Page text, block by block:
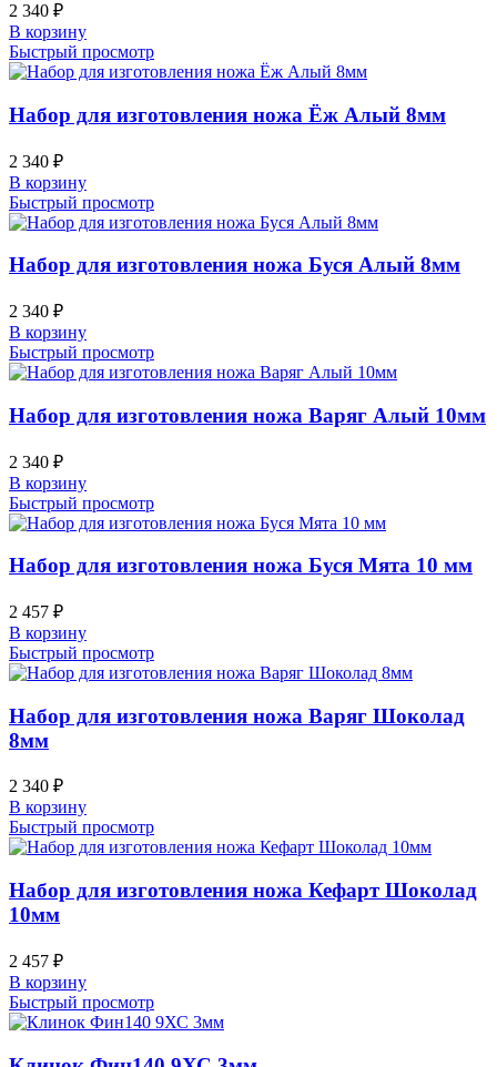
2 340 ₽
В корзину
Быстрый просмотр
Набор для изготовления ножа Ёж Алый 8мм
2 340 ₽
В корзину
Быстрый просмотр
Набор для изготовления ножа Буся Алый 8мм
2 340 ₽
В корзину
Быстрый просмотр
Набор для изготовления ножа Варяг Алый 10мм
2 340 ₽
В корзину
Быстрый просмотр
Набор для изготовления ножа Буся Мята 10 мм
2 457 ₽
В корзину
Быстрый просмотр
Набор для изготовления ножа Варяг Шоколад
8мм
2 340 ₽
В корзину
Быстрый просмотр
Набор для изготовления ножа Кефарт Шоколад
10мм
2 457 ₽
В корзину
Быстрый просмотр